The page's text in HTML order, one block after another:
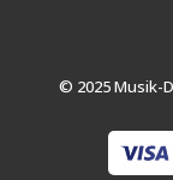
© 2025 Musik-